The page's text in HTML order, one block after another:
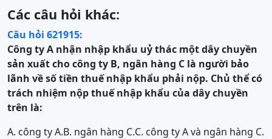
Các câu hỏi khác:
Câu hỏi 621915:
Công ty A nhận nhập khẩu uỷ thác một dây chuyền
sản xuất cho công ty B, ngân hàng C là người bảo
lãnh về số tiền thuế nhập khẩu phải nộp. Chủ thể có
trách nhiệm nộp thuế nhập khẩu của dây chuyền
trên là:
A. công ty A.B. ngân hàng C.C. công ty A và ngân hàng C.